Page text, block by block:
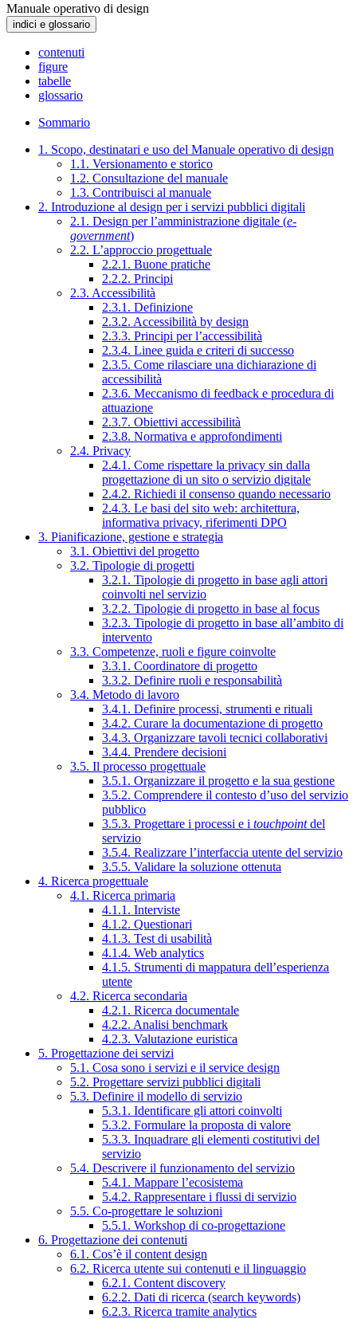
Manuale operativo di design
indici e glossario
contenuti
figure
tabelle
glossario
Sommario
1. Scopo, destinatari e uso del Manuale operativo di design
1.1. Versionamento e storico
1.2. Consultazione del manuale
1.3. Contribuisci al manuale
2. Introduzione al design per i servizi pubblici digitali
2.1. Design per l’amministrazione digitale (e-
government)
2.2. L’approccio progettuale
2.2.1. Buone pratiche
2.2.2. Principi
2.3. Accessibilità
2.3.1. Definizione
2.3.2. Accessibilità by design
2.3.3. Principi per l’accessibilità
2.3.4. Linee guida e criteri di successo
2.3.5. Come rilasciare una dichiarazione di
accessibilità
2.3.6. Meccanismo di feedback e procedura di
attuazione
2.3.7. Obiettivi accessibilità
2.3.8. Normativa e approfondimenti
2.4. Privacy
2.4.1. Come rispettare la privacy sin dalla
progettazione di un sito o servizio digitale
2.4.2. Richiedi il consenso quando necessario
2.4.3. Le basi del sito web: architettura,
informativa privacy, riferimenti DPO
3. Pianificazione, gestione e strategia
3.1. Obiettivi del progetto
3.2. Tipologie di progetti
3.2.1. Tipologie di progetto in base agli attori
coinvolti nel servizio
3.2.2. Tipologie di progetto in base al focus
3.2.3. Tipologie di progetto in base all’ambito di
intervento
3.3. Competenze, ruoli e figure coinvolte
3.3.1. Coordinatore di progetto
3.3.2. Definire ruoli e responsabilità
3.4. Metodo di lavoro
3.4.1. Definire processi, strumenti e rituali
3.4.2. Curare la documentazione di progetto
3.4.3. Organizzare tavoli tecnici collaborativi
3.4.4. Prendere decisioni
3.5. Il processo progettuale
3.5.1. Organizzare il progetto e la sua gestione
3.5.2. Comprendere il contesto d’uso del servizio
pubblico
3.5.3. Progettare i processi e i touchpointdel
servizio
3.5.4. Realizzare l’interfaccia utente del servizio
3.5.5. Validare la soluzione ottenuta
4. Ricerca progettuale
4.1. Ricerca primaria
4.1.1. Interviste
4.1.2. Questionari
4.1.3. Test di usabilità
4.1.4. Web analytics
4.1.5. Strumenti di mappatura dell’esperienza
utente
4.2. Ricerca secondaria
4.2.1. Ricerca documentale
4.2.2. Analisi benchmark
4.2.3. Valutazione euristica
5. Progettazione dei servizi
5.1. Cosa sono i servizi e il service design
5.2. Progettare servizi pubblici digitali
5.3. Definire il modello di servizio
5.3.1. Identificare gli attori coinvolti
5.3.2. Formulare la proposta di valore
5.3.3. Inquadrare gli elementi costitutivi del
servizio
5.4. Descrivere il funzionamento del servizio
5.4.1. Mappare l’ecosistema
5.4.2. Rappresentare i flussi di servizio
5.5. Co-progettare le soluzioni
5.5.1. Workshop di co-progettazione
6. Progettazione dei contenuti
6.1. Cos’è il content design
6.2. Ricerca utente sui contenuti e il linguaggio
6.2.1. Content discovery
6.2.2. Dati di ricerca (search keywords)
6.2.3. Ricerca tramite analytics